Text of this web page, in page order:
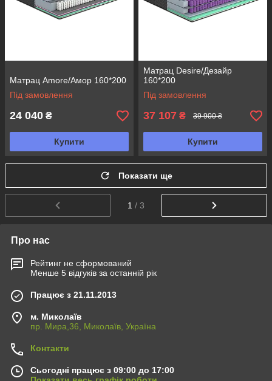
Матрац Amore/Амор 160*200
Під замовлення
24 040 ₴
Купити
Матрац Desire/Дезайр
160*200
Під замовлення
37 107 ₴ 39 900 ₴
Купити
Показати ще
1 / 3
Про нас
Рейтинг не сформований
Менше 5 відгуків за останній рік
Працює з 21.11.2013
м. Миколаїв
пр. Мира,36, Миколаїв, Україна
Контакти
Сьогодні працює з 09:00 до 17:00